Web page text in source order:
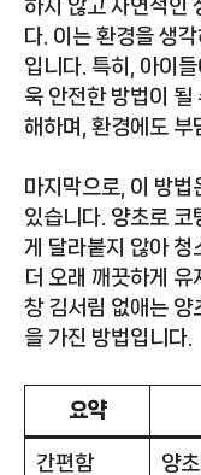
하지 않고 자연적인
다. 이는 환경을 생
입니다. 특히, 아이
욱 안전한 방법이 될
해하며, 환경에도 부
마지막으로, 이 방법
있습니다. 양초로 코
게 달라붙지 않아 청
더 오래 깨끗하게 유
창 김서림 없애는 양
을 가진 방법입니다.
요약
간편함 양